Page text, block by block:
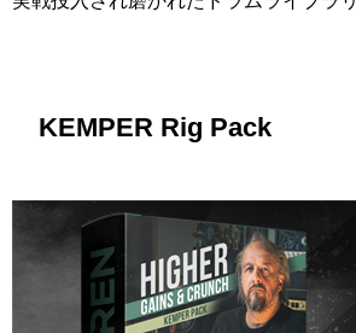
KEMPER Rig Pack